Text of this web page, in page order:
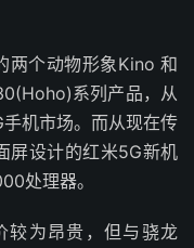
两个动物形象Kino 和
系列产品，从
机市场。而从现在传
屏设计的红米5G新机
处理器。
较为昂贵，但与骁龙